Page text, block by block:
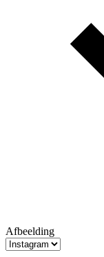
Afbeelding